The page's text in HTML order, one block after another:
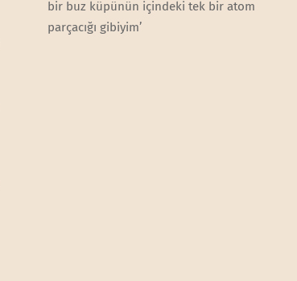
bir buz küpünün içindeki tek bir atom
parçacığı gibiyim’